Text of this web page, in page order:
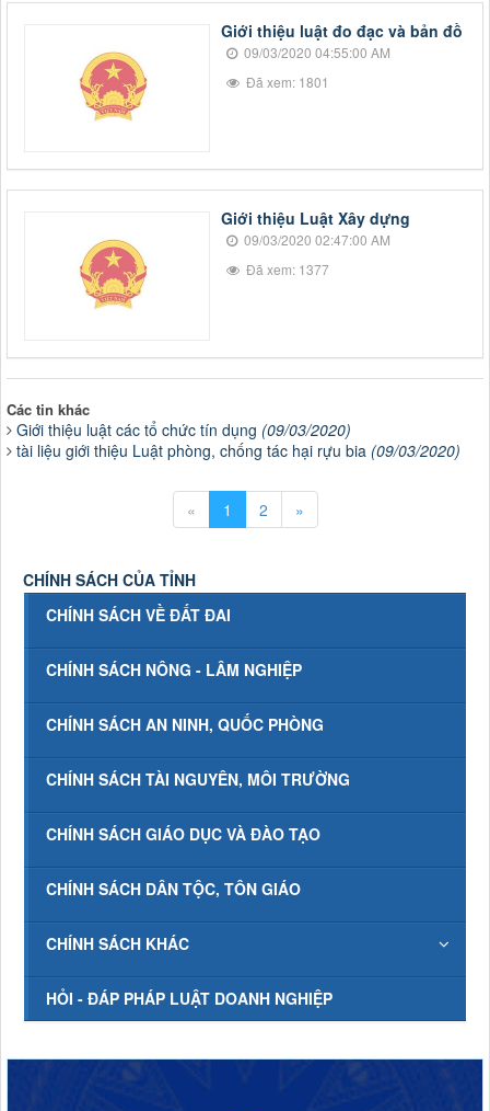
Giới thiệu luật đo đạc và bản đồ
09/03/2020 04:55:00 AM
Đã xem: 1801
Giới thiệu Luật Xây dựng
09/03/2020 02:47:00 AM
Đã xem: 1377
Các tin khác
Giới thiệu luật các tổ chức tín dụng (09/03/2020)
tài liệu giới thiệu Luật phòng, chống tác hại rựu bia (09/03/2020)
« 1 2 »
CHÍNH SÁCH CỦA TỈNH
CHÍNH SÁCH VỀ ĐẤT ĐAI
CHÍNH SÁCH NÔNG - LÂM NGHIỆP
CHÍNH SÁCH AN NINH, QUỐC PHÒNG
CHÍNH SÁCH TÀI NGUYÊN, MÔI TRƯỜNG
CHÍNH SÁCH GIÁO DỤC VÀ ĐÀO TẠO
CHÍNH SÁCH DÂN TỘC, TÔN GIÁO
CHÍNH SÁCH KHÁC
HỎI - ĐÁP PHÁP LUẬT DOANH NGHIỆP